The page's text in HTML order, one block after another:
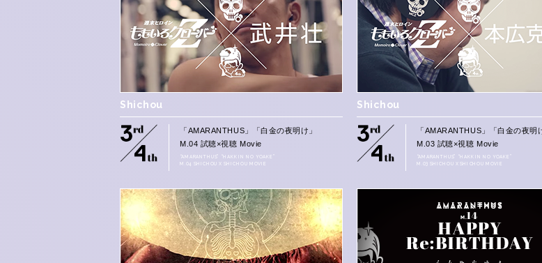
Shichou
「AMARANTHUS」「白金の夜明け」
M.04 試聴×視聴 Movie
“AMARANTHUS” “HAKKIN NO YOAKE”
M.04 SHICHOU X SHICHOU MOVIE
Shichou
「AMARANTHUS」「白金の夜明
M.03 試聴×視聴 Movie
“AMARANTHUS” “HAKKIN NO YOAKE”
M.03 SHICHOU X SHICHOU MOVIE